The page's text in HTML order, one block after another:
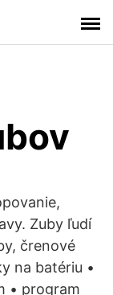
Zuby ľudí
črenové
na batériu •
• program